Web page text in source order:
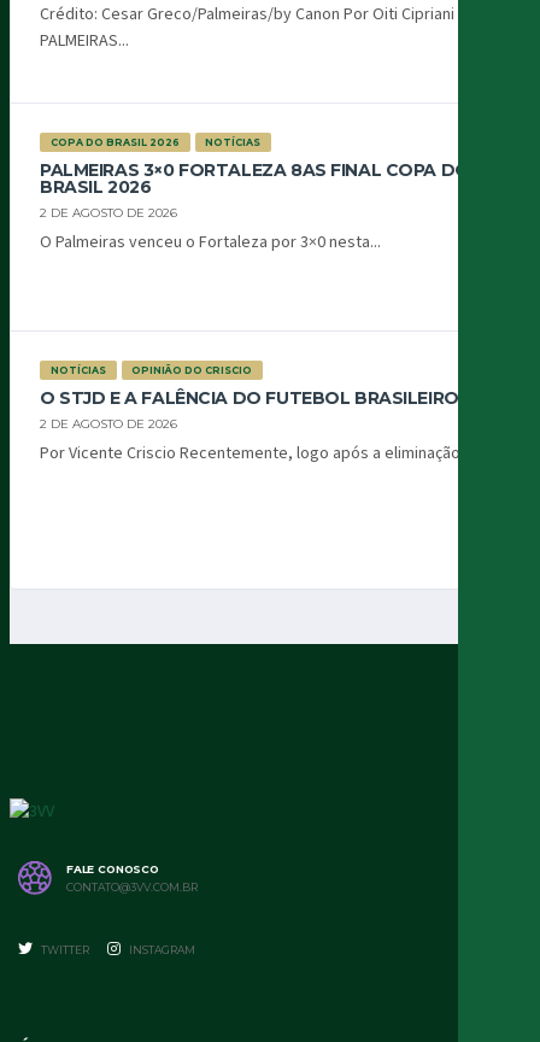
Crédito: Cesar Greco/Palmeiras/by Canon Por Oiti Cipriani
PALMEIRAS...
COPA DO BRASIL 2026 NOTÍCIAS
PALMEIRAS 3×0 FORTALEZA 8AS FINAL COPA DO
BRASIL 2026
2 DE AGOSTO DE 2026
O Palmeiras venceu o Fortaleza por 3×0 nesta...
NOTÍCIAS OPINIÃO DO CRISCIO
O STJD E A FALÊNCIA DO FUTEBOL BRASILEIRO
2 DE AGOSTO DE 2026
Por Vicente Criscio Recentemente, logo após a eliminação...
FALE CONOSCO
CONTATO@3VV.COM.BR
TWITTER INSTAGRAM